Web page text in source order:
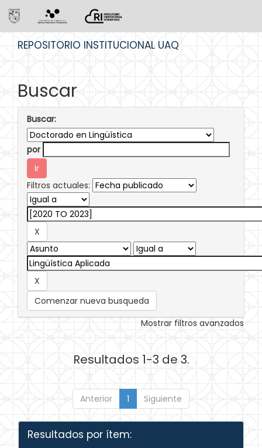
REPOSITORIO INSTITUCIONAL UAQ
Buscar
Buscar:
por
Filtros actuales:
Comenzar nueva busqueda
Mostrar filtros avanzados
Resultados 1-3 de 3.
Anterior 1 Siguiente
Resultados por ítem: